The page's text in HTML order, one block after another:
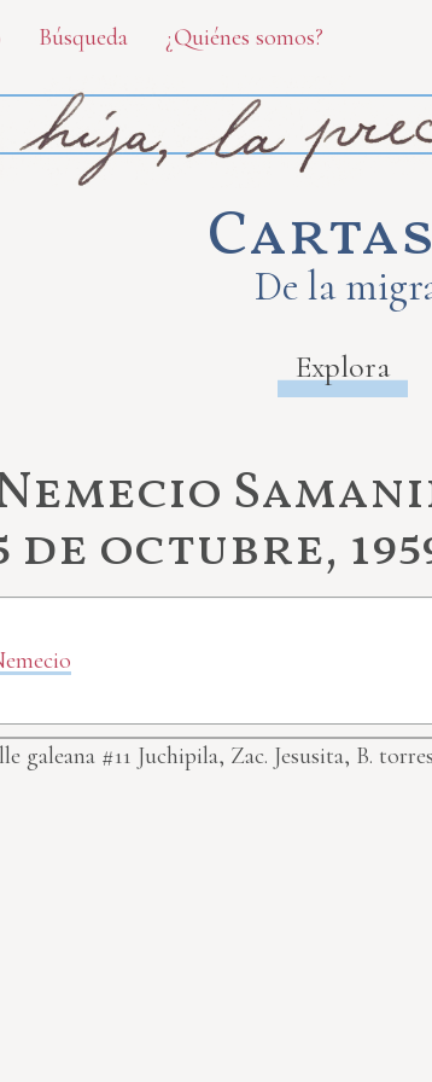
Búsqueda ¿Quiénes somos?
De la
Explora
de octubre,
galeana #11 Juchipila, Zac. Jesusita, B.